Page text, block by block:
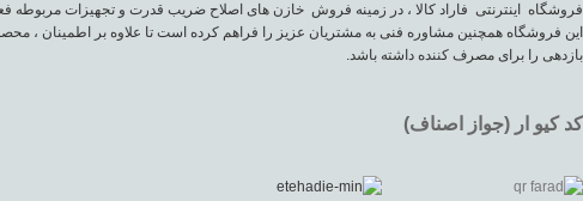
فروشگاه اینترنتی فاراد کالا ، در زمینه فروش خازن های اصلاح ضریب قدرت و تجهیزات مربوطه
این فروشگاه همچنین مشاوره فنی به مشتریان عزیز را فراهم کرده است تا علاوه بر اطمینان ،
بازدهی را برای مصرف کننده داشته باشد.
کد کیو ار (جواز اصناف)